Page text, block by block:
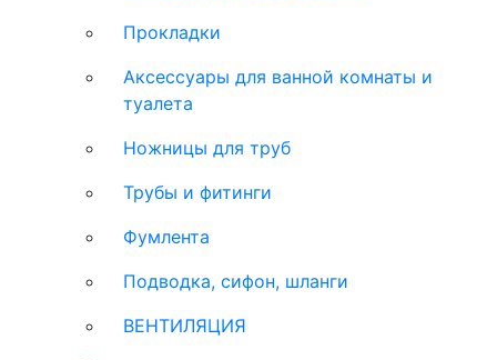
Прокладки
Аксессуары для ванной комнаты и
туалета
Ножницы для труб
Трубы и фитинги
Фумлента
Подводка, сифон, шланги
ВЕНТИЛЯЦИЯ